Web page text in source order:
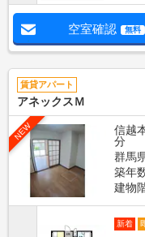
空室確認 無料
賃貸アパート
アネックスＭ
NEW
信越
分
群馬
築年
建物
新着